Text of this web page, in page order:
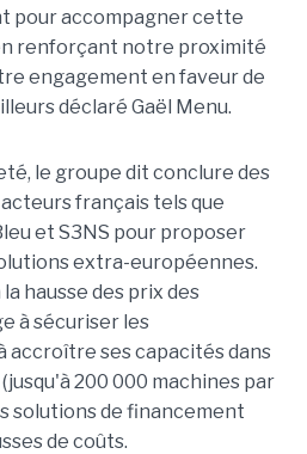
pour accompagner cette
renforçant notre proximité
engagement en faveur de
déclaré Gaël Menu.
le groupe dit conclure des
français tels que
et S3NS pour proposer
extra-européennes.
hausse des prix des
à sécuriser les
accroître ses capacités dans
200 000 machines par
solutions de financement
de coûts.